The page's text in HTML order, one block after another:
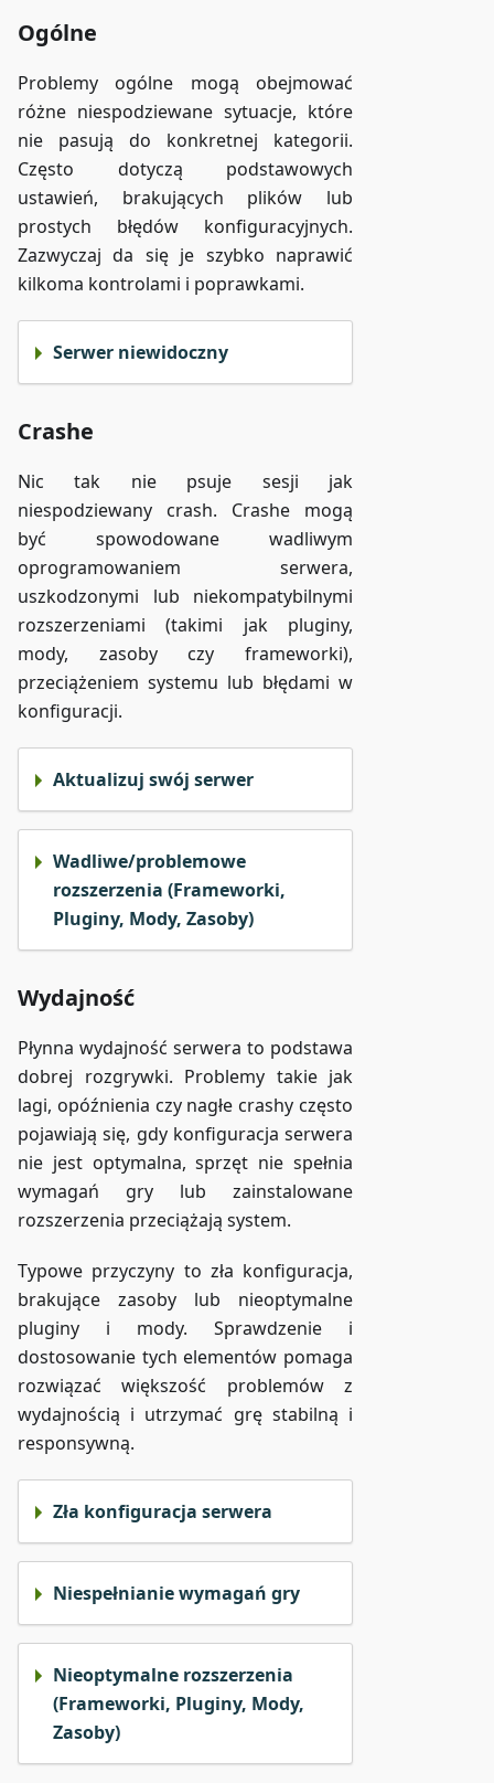
Ogólne
Problemy ogólne mogą obejmować
różne niespodziewane sytuacje, które
nie pasują do konkretnej kategorii.
Często dotyczą podstawowych
ustawień, brakujących plików lub
prostych błędów konfiguracyjnych.
Zazwyczaj da się je szybko naprawić
kilkoma kontrolami i poprawkami.
Serwer niewidoczny
Crashe
Nic tak nie psuje sesji jak
niespodziewany crash. Crashe mogą
być spowodowane wadliwym
oprogramowaniem serwera,
uszkodzonymi lub niekompatybilnymi
rozszerzeniami (takimi jak pluginy,
mody, zasoby czy frameworki),
przeciążeniem systemu lub błędami w
konfiguracji.
Aktualizuj swój serwer
Wadliwe/problemowe
rozszerzenia (Frameworki,
Pluginy, Mody, Zasoby)
Wydajność
Płynna wydajność serwera to podstawa
dobrej rozgrywki. Problemy takie jak
lagi, opóźnienia czy nagłe crashy często
pojawiają się, gdy konfiguracja serwera
nie jest optymalna, sprzęt nie spełnia
wymagań gry lub zainstalowane
rozszerzenia przeciążają system.
Typowe przyczyny to zła konfiguracja,
brakujące zasoby lub nieoptymalne
pluginy i mody. Sprawdzenie i
dostosowanie tych elementów pomaga
rozwiązać większość problemów z
wydajnością i utrzymać grę stabilną i
responsywną.
Zła konfiguracja serwera
Niespełnianie wymagań gry
Nieoptymalne rozszerzenia
(Frameworki, Pluginy, Mody,
Zasoby)